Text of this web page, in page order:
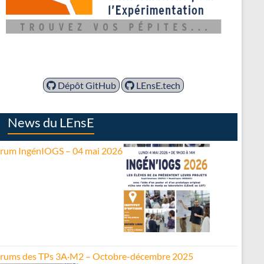
Dépôt GitHub LEnsE.tech
News du LEnsE
IngénIOGS – 04 mai 2026
des TPs 3A·M2 – Octobre-décembre 2025